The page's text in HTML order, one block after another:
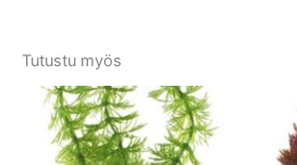
Tutustu myös